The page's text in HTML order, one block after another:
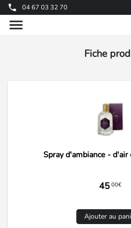
04 67 03 32 70
Fiche
Spray d'ambiance -
45 00€
Ajouter au